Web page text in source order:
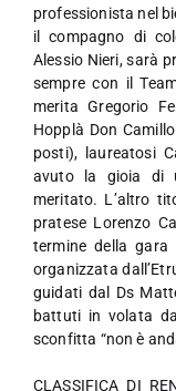
professionista nel
il compagno di
Alessio Nieri, sarà
sempre con il
merita Gregorio
Hopplà Don
posti), laureatosi
avuto la gioia di
meritato. L’altro
pratese Lorenzo
termine della
organizzata
guidati dal Ds
battuti in volata
sconfitta “non è
CLASSIFICA DI